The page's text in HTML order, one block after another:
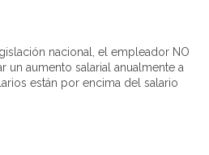
nacional, el empleador NO
un aumento salarial anualmente a
están por encima del salario